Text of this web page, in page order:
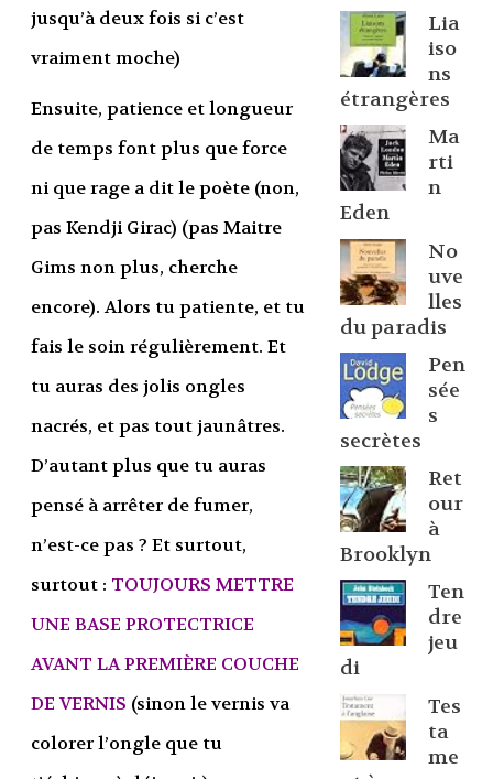
jusqu’à deux fois si c’est
vraiment moche)
Ensuite, patience et longueur
de temps font plus que force
ni que rage a dit le poète (non,
pas Kendji Girac) (pas Maitre
Gims non plus, cherche
encore). Alors tu patiente, et tu
fais le soin régulièrement. Et
tu auras des jolis ongles
nacrés, et pas tout jaunâtres.
D’autant plus que tu auras
pensé à arrêter de fumer,
n’est-ce pas ? Et surtout,
surtout : TOUJOURS METTRE
UNE BASE PROTECTRICE
AVANT LA PREMIÈRE COUCHE
DE VERNIS (sinon le vernis va
colorer l’ongle que tu
Lia
iso
ns
étrangères
Ma
rti
n
Eden
No
uve
lles
du paradis
Pen
sée
s
secrètes
Ret
our
à
Brooklyn
Ten
dre
jeu
di
Tes
ta
me